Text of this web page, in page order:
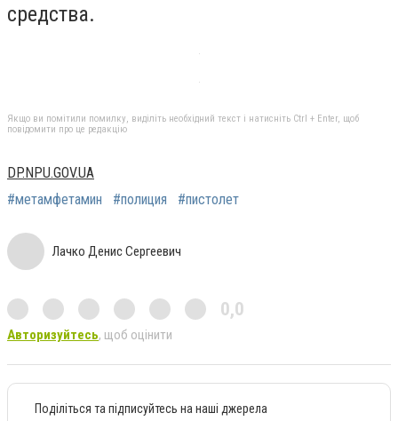
средства.
Якщо ви помітили помилку, виділіть необхідний текст і натисніть Ctrl + Enter, щоб
повідомити про це редакцію
DP.NPU.GOV.UA
#метамфетамин
#полиция #пистолет
Лачко Денис Сергеевич
0,0
Авторизуйтесь, щоб оцінити
Поділіться та підписуйтесь на наші джерела